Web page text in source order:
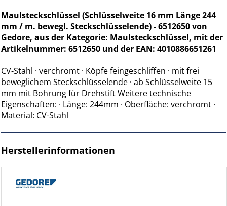
Maulsteckschlüssel (Schlüsselweite 16 mm Länge 244
mm / m. bewegl. Steckschlüsselende) - 6512650 von
Gedore, aus der Kategorie: Maulsteckschlüssel, mit der
Artikelnummer: 6512650 und der EAN: 4010886651261
CV-Stahl · verchromt · Köpfe feingeschliffen · mit frei
beweglichem Steckschlüsselende · ab Schlüsselweite 15
mm mit Bohrung für Drehstift Weitere technische
Eigenschaften: · Länge: 244mm · Oberfläche: verchromt ·
Material: CV-Stahl
Herstellerinformationen